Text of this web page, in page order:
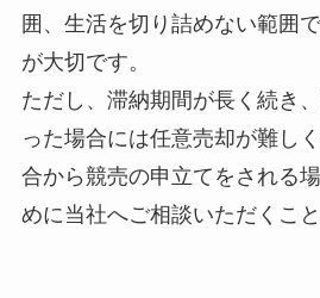
囲、生活を切り詰めない範囲
が大切です。
ただし、滞納期間が長く続き
った場合には任意売却が難し
合から競売の申立てをされる
めに当社へご相談いただくこ